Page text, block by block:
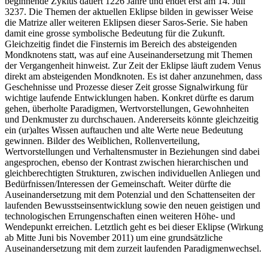
3237. Die Themen der aktuellen Eklipse bilden in gewisser Weise
die Matrize aller weiteren Eklipsen dieser Saros-Serie. Sie haben
damit eine grosse symbolische Bedeutung für die Zukunft.
Gleichzeitig findet die Finsternis im Bereich des absteigenden
Mondknotens statt, was auf eine Auseinandersetzung mit Themen
der Vergangenheit hinweist. Zur Zeit der Eklipse läuft zudem Venus
direkt am absteigenden Mondknoten. Es ist daher anzunehmen, dass
Geschehnisse und Prozesse dieser Zeit grosse Signalwirkung für
wichtige laufende Entwicklungen haben. Konkret dürfte es darum
gehen, überholte Paradigmen, Wertvorstellungen, Gewohnheiten
und Denkmuster zu durchschauen. Andererseits könnte gleichzeitig
ein (ur)altes Wissen auftauchen und alte Werte neue Bedeutung
gewinnen. Bilder des Weiblichen, Rollenverteilung,
Wertvorstellungen und Verhaltensmuster in Beziehungen sind dabei
angesprochen, ebenso der Kontrast zwischen hierarchischen und
gleichberechtigten Strukturen, zwischen individuellen Anliegen und
Bedürfnissen/Interessen der Gemeinschaft. Weiter dürfte die
Auseinandersetzung mit dem Potenzial und den Schattenseiten der
laufenden Bewusstseinsentwicklung sowie den neuen geistigen und
technologischen Errungenschaften einen weiteren Höhe- und
Wendepunkt erreichen. Letztlich geht es bei dieser Eklipse (Wirkung
ab Mitte Juni bis November 2011) um eine grundsätzliche
Auseinandersetzung mit dem zurzeit laufenden Paradigmenwechsel.